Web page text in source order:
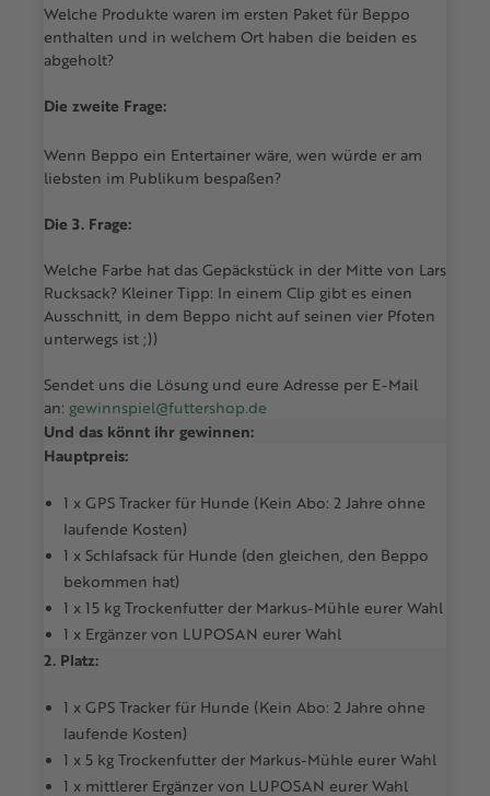
Welche Produkte waren im ersten Paket für Beppo
enthalten und in welchem Ort haben die beiden es
abgeholt?
Die zweite Frage:
Wenn Beppo ein Entertainer wäre, wen würde er am
liebsten im Publikum bespaßen?
Die 3. Frage:
Welche Farbe hat das Gepäckstück in der Mitte von Lars
Rucksack? Kleiner Tipp: In einem Clip gibt es einen
Ausschnitt, in dem Beppo nicht auf seinen vier Pfoten
unterwegs ist ;))
Sendet uns die Lösung und eure Adresse per E-Mail
an: gewinnspiel@futtershop.de
Und das könnt ihr gewinnen:
Hauptpreis:
1 x GPS Tracker für Hunde (Kein Abo: 2 Jahre ohne
laufende Kosten)
1 x Schlafsack für Hunde (den gleichen, den Beppo
bekommen hat)
1 x 15 kg Trockenfutter der Markus-Mühle eurer Wahl
1 x Ergänzer von LUPOSAN eurer Wahl
2. Platz:
1 x GPS Tracker für Hunde (Kein Abo: 2 Jahre ohne
laufende Kosten)
1 x 5 kg Trockenfutter der Markus-Mühle eurer Wahl
1 x mittlerer Ergänzer von LUPOSAN eurer Wahl